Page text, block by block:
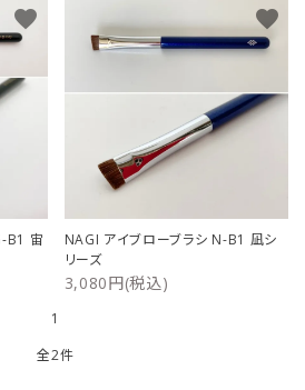
B1 宙
favorite
NAGI アイブローブラシ N-B1 凪シ
リーズ
3,080円(税込)
favorite
1
全2件